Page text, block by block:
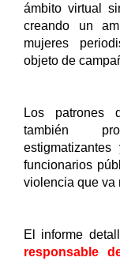
ámbito virtual
creando un
mujeres
objeto de
Los patrones
también
funcionarios
violencia que va
El informe
responsable